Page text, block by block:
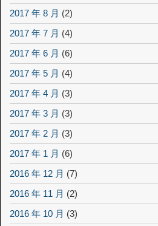
2017 年 8 月 (2)
2017 年 7 月 (4)
2017 年 6 月 (6)
2017 年 5 月 (4)
2017 年 4 月 (3)
2017 年 3 月 (3)
2017 年 2 月 (3)
2017 年 1 月 (6)
2016 年 12 月 (7)
2016 年 11 月 (2)
2016 年 10 月 (3)